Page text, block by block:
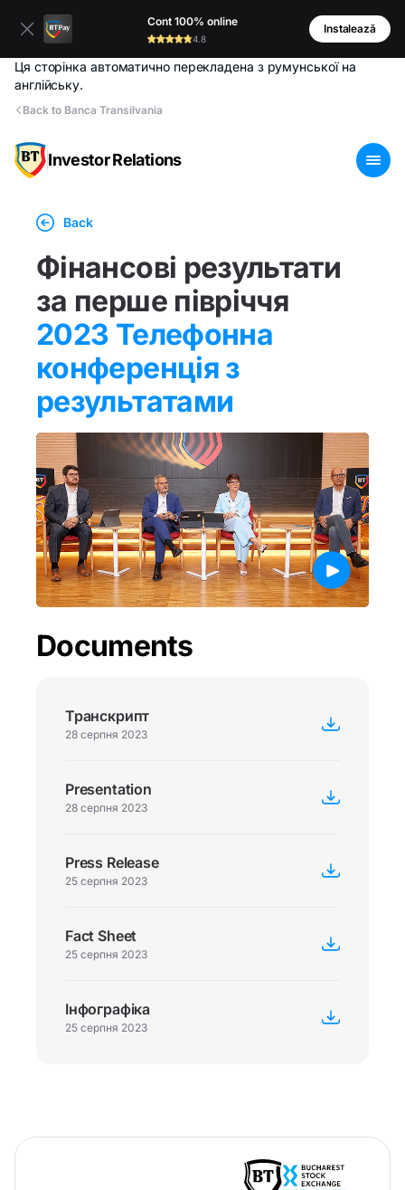
Cont 100% online
4.8
Instalează
Ця сторінка автоматично перекладена з румунської на
англійську.
Back to Banca Transilvania
Investor Relations
Back
Фінансові результати
за перше півріччя
2023 Телефонна
конференція з
результатами
Documents
Транскрипт
28 серпня 2023
Presentation
28 серпня 2023
Press Release
25 серпня 2023
Fact Sheet
25 серпня 2023
Інфографіка
25 серпня 2023